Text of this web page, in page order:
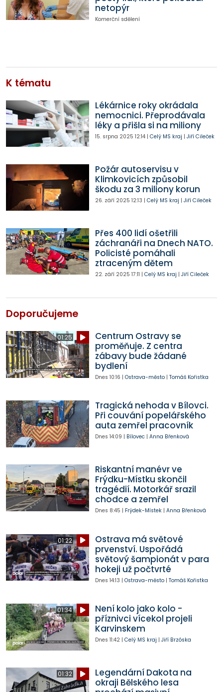
netopýr
Komerční sdělení
K tématu
Lékárnice roky okrádala
nemocnici. Přeprodávala
léky a přišla si na miliony
15. srpna 2025 12:14| Celý MS kraj | Jiří Cileček
Požár autoservisu v
Klimkovicích způsobil
škodu za 3 miliony korun
26. září 2025 12:13 | Celý MS kraj | Jiří Cileček
Přes 400 lidí ošetřili
záchranáři na Dnech NATO.
Policisté pomáhali
ztraceným dětem
22. září 2025 17:11 | Celý MS kraj | Jiří Cileček
Doporučujeme
01:25
Centrum Ostravy se
proměňuje. Z centra
zábavy bude žádané
bydlení
Dnes 10:16 | Ostrava-město| Tomáš Kořistka
Tragická nehoda v Bílovci.
Při couvání popelářského
auta zemřel pracovník
Dnes 14:09 | Bílovec| Anna Břenková
Riskantní manévr ve
Frýdku-Místku skončil
tragédií. Motorkář srazil
chodce a zemřel
Dnes 8:45 | Frýdek-Místek| Anna Břenková
01:22
Ostrava má světové
prvenství. Uspořádá
světový šampionát v para
hokeji už počtvrté
Dnes 14:13 | Ostrava-město| Tomáš Kořistka
01:34
Není kolo jako kolo -
příznivci vícekol projeli
Karvinskem
Dnes 11:42| Celý MS kraj | Jiří Brzóska
01:32
Legendární Dakota na
okraji Bělského lesa